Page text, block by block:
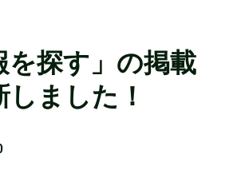
を探す」の掲載
ました！